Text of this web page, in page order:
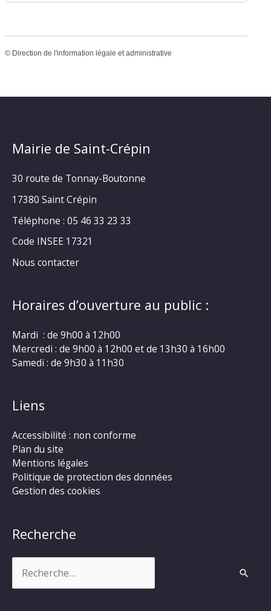
© Direction de l'information légale et administrative
Mairie de Saint-Crépin
30 route de Tonnay-Boutonne
17380 Saint Crépin
Téléphone : 05 46 33 23 33
Code INSEE 17321
Nous contacter
Horaires d’ouverture au public :
Mardi : de 9h00 à 12h00
Mercredi : de 9h00 à 12h00 et de 13h30 à 16h00
Samedi : de 9h30 à 11h30
Liens
Accessibilité : non conforme
Plan du site
Mentions légales
Politique de protection des données
Gestion des cookies
Recherche